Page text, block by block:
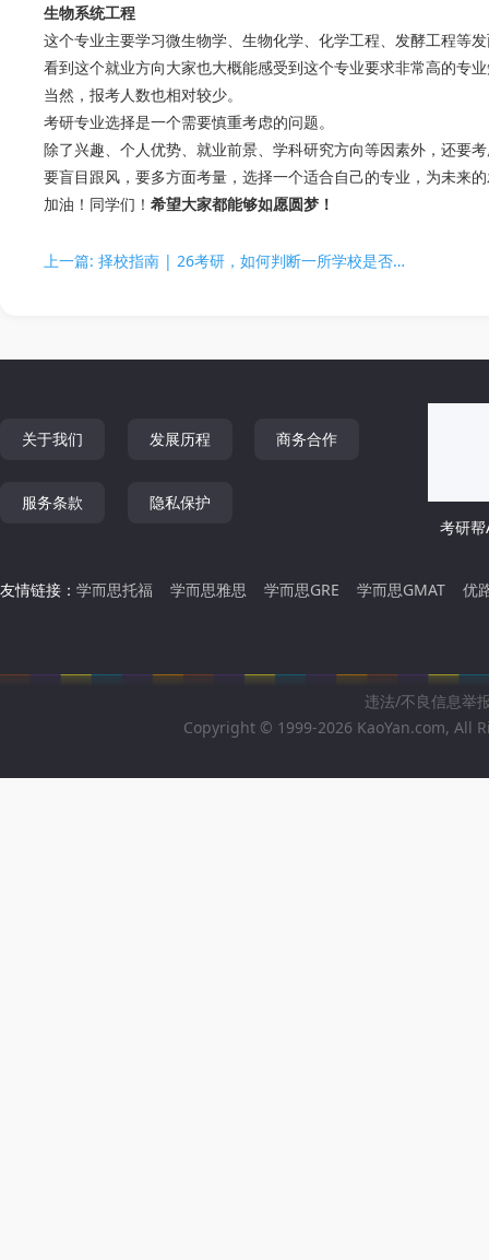
生物系统工程
这个专业主要学习微生物学、生物化学、化学工程、发酵工程等
看到这个就业方向大家也大概能感受到这个专业要求非常高的专
当然，报考人数也相对较少。
考研专业选择是一个需要慎重考虑的问题。
除了兴趣、个人优势、就业前景、学科研究方向等因素外，还要
要盲目跟风，要多方面考量，选择一个适合自己的专业，为未来
加油！同学们！ 希望大家都能够如愿圆梦！
上一篇: 择校指南 | 26考研，如何判断一所学校是否难考？
关于我们 发展历程 商务合作
服务条款
隐私保护
考研帮
友情链接： 学而思托福 学而思雅思 学而思GRE 学而思GMAT 优
违法/不良信息举
Copyright © 1999-2026 KaoYan.com, All